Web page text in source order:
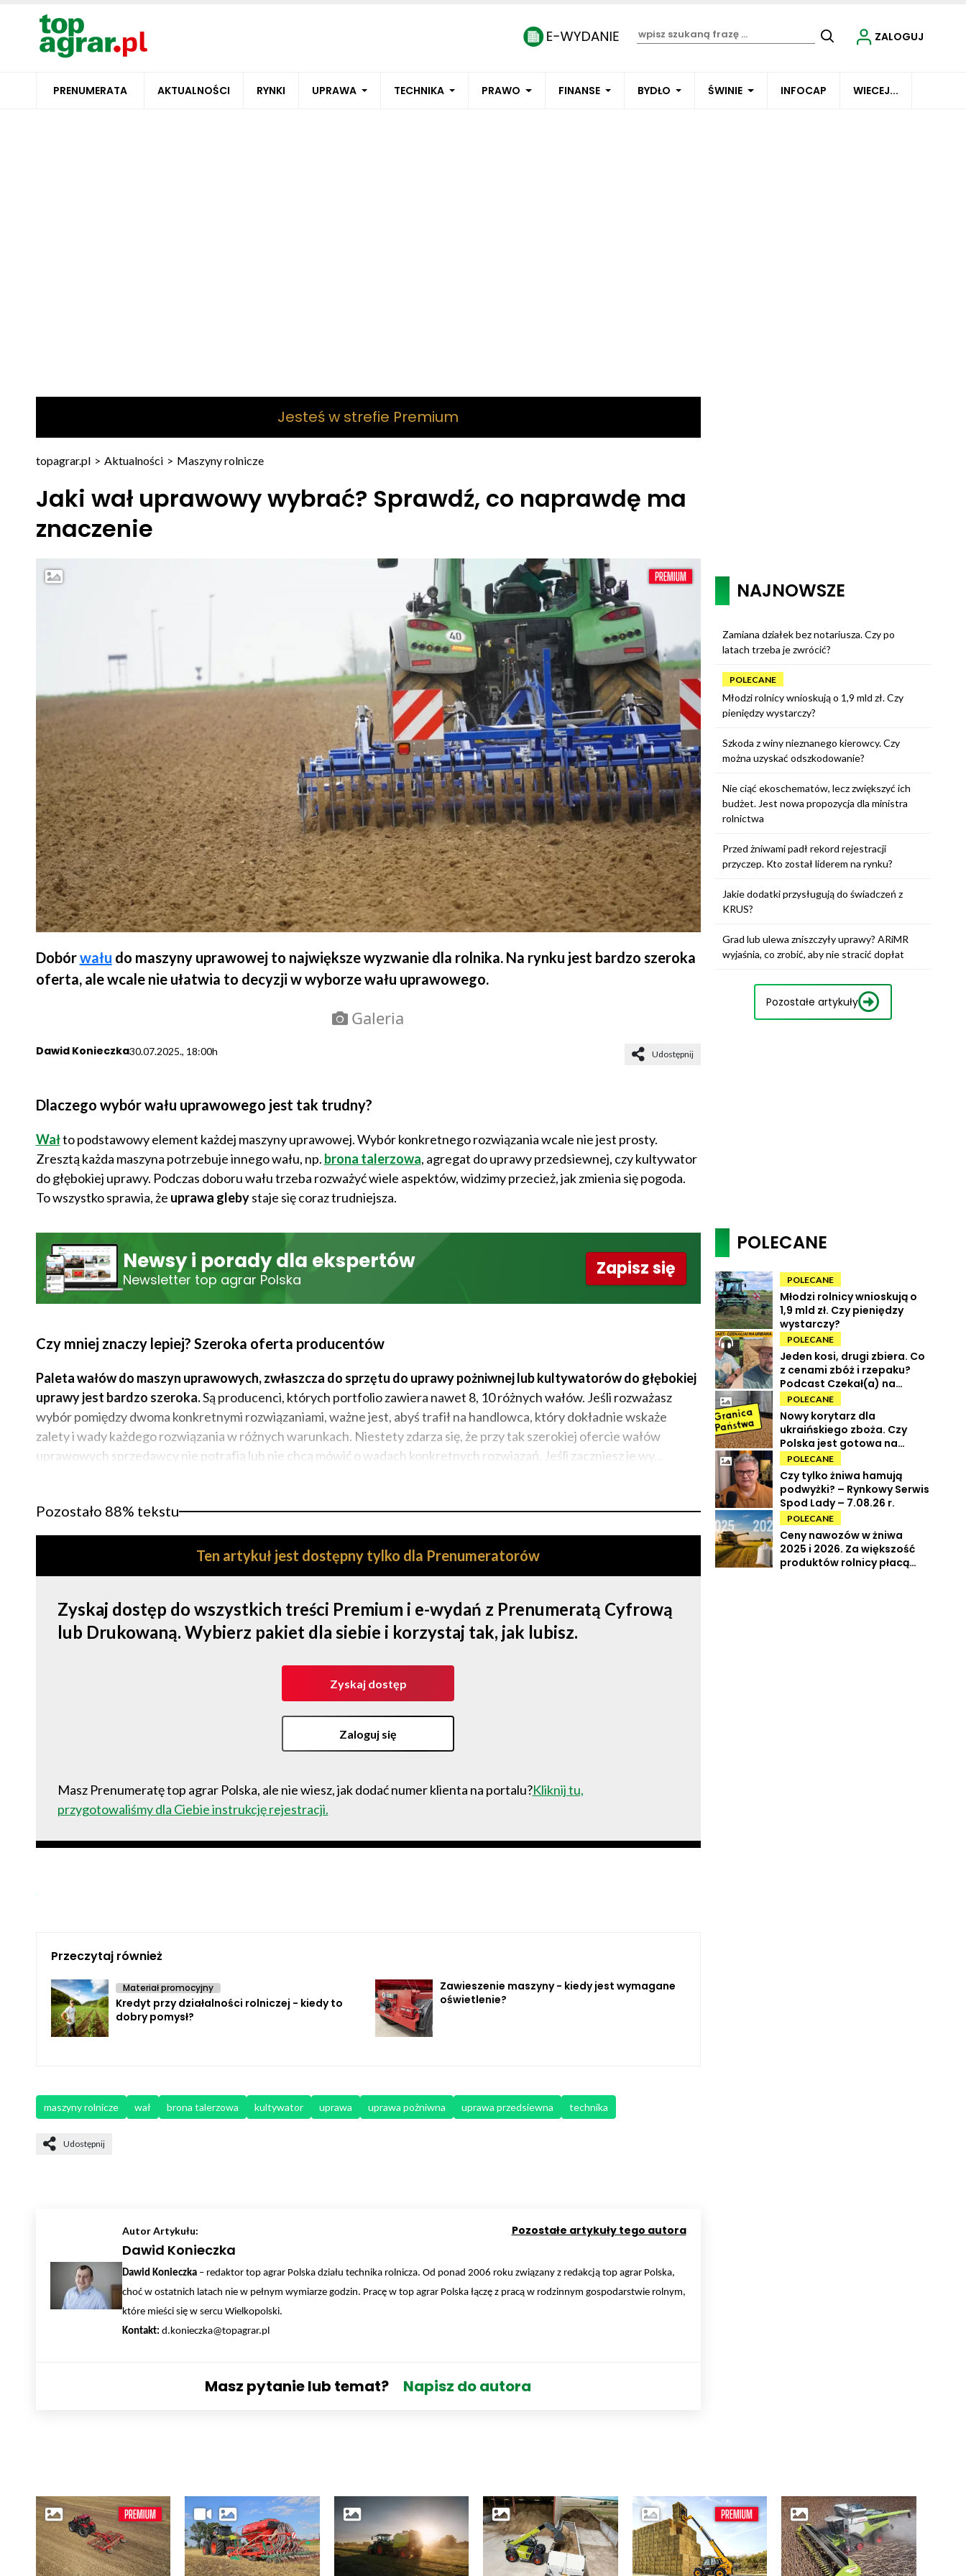
PRENUMERATA AKTUALNOŚCI RYNKI UPRAWA TECHNIKA PRAWO FINANSE BYDŁO ŚWINIE INFOCAP WIECEJ...
ZALOGUJ
Jesteś w strefie Premium
topagrar.pl > Aktualności > Maszyny rolnicze
Jaki wał uprawowy wybrać? Sprawdź, co naprawdę ma
znaczenie
Dobórwału do maszyny uprawowej to największe wyzwanie dla rolnika. Na rynku jest bardzo szeroka
oferta, ale wcale nie ułatwia to decyzji w wyborze wału uprawowego.
Galeria
Dawid Konieczka30.07.2025., 18:00h Udostępnij
Dlaczego wybór wału uprawowego jest tak trudny?
Wałto podstawowy element każdej maszyny uprawowej. Wybór konkretnego rozwiązania wcale nie jest prosty.
Zresztą każda maszyna potrzebuje innego wału, np. brona talerzowa, agregat do uprawy przedsiewnej, czy kultywator
do głębokiej uprawy. Podczas doboru wału trzeba rozważyć wiele aspektów, widzimy przecież, jak zmienia się pogoda.
To wszystko sprawia, że uprawa glebystaje się coraz trudniejsza.
Newsy i porady dla ekspertów
Newsletter top agrar Polska
Zapisz się
Czy mniej znaczy lepiej? Szeroka oferta producentów
Paleta wałów do maszyn uprawowych, zwłaszcza do sprzętu do uprawy pożniwnej lub kultywatorów do głębokiej
uprawy jest bardzo szeroka.Są producenci, których portfolio zawiera nawet 8, 10 różnych wałów. Jeśli rozważasz
wybór pomiędzy dwoma konkretnymi rozwiązaniami, ważne jest, abyś trafił na handlowca, który dokładnie wskaże
zalety i wady każdego rozwiązania w różnych warunkach. Niestety zdarza się, że przy tak szerokiej ofercie wałów
uprawowych sprzedawcy nie potrafią lub nie chcą mówić o wadach konkretnych rozwiązań. Jeśli zaczniesz je wy...
Pozostało 88% tekstu
Ten artykuł jest dostępny tylko dla Prenumeratorów
Zyskaj dostęp do wszystkich treści Premium i e-wydań z Prenumeratą Cyfrową
lub Drukowaną. Wybierz pakiet dla siebie i korzystaj tak, jak lubisz.
Zyskaj dostęp
Zaloguj się
Masz Prenumeratę top agrar Polska, ale nie wiesz, jak dodać numer klienta na portalu?Kliknij tu,
przygotowaliśmy dla Ciebie instrukcję rejestracji.
Przeczytaj również
Materiał promocyjny
Kredyt przy działalności rolniczej - kiedy to
dobry pomysł?
Zawieszenie maszyny - kiedy jest wymagane
oświetlenie?
maszyny rolnicze wał brona talerzowa kultywator uprawa uprawa pożniwna uprawa przedsiewna technika
Udostępnij
Autor Artykułu:
Dawid Konieczka
Dawid Konieczka– redaktor top agrar Polska działu technika rolnicza. Od ponad 2006 roku związany z redakcją top agrar Polska,
choć w ostatnich latach nie w pełnym wymiarze godzin. Pracę w top agrar Polska łączę z pracą w rodzinnym gospodarstwie rolnym,
które mieści się w sercu Wielkopolski.
Kontakt: d.konieczka@topagrar.pl
Pozostałe artykuły tego autora
Masz pytanie lub temat? Napisz do autora
NAJNOWSZE
Zamiana działek bez notariusza. Czy po
latach trzeba je zwrócić?
POLECANE
Młodzi rolnicy wnioskują o 1,9 mld zł. Czy
pieniędzy wystarczy?
Szkoda z winy nieznanego kierowcy. Czy
można uzyskać odszkodowanie?
Nie ciąć ekoschematów, lecz zwiększyć ich
budżet. Jest nowa propozycja dla ministra
rolnictwa
Przed żniwami padł rekord rejestracji
przyczep. Kto został liderem na rynku?
Jakie dodatki przysługują do świadczeń z
KRUS?
Grad lub ulewa zniszczyły uprawy? ARiMR
wyjaśnia, co zrobić, aby nie stracić dopłat
Pozostałe artykuły
POLECANE
POLECANE
Młodzi rolnicy wnioskują o
1,9 mld zł. Czy pieniędzy
wystarczy?
POLECANE
Jeden kosi, drugi zbiera. Co
z cenami zbóż i rzepaku?
Podcast Czekał(a) na
Urbana odc. 73
POLECANE
Nowy korytarz dla
ukraińskiego zboża. Czy
Polska jest gotowa na
powrót tranzytu?
POLECANE
Czy tylko żniwa hamują
podwyżki? – Rynkowy Serwis
Spod Lady – 7.08.26 r.
POLECANE
Ceny nawozów w żniwa
2025 i 2026. Za większość
produktów rolnicy płacą